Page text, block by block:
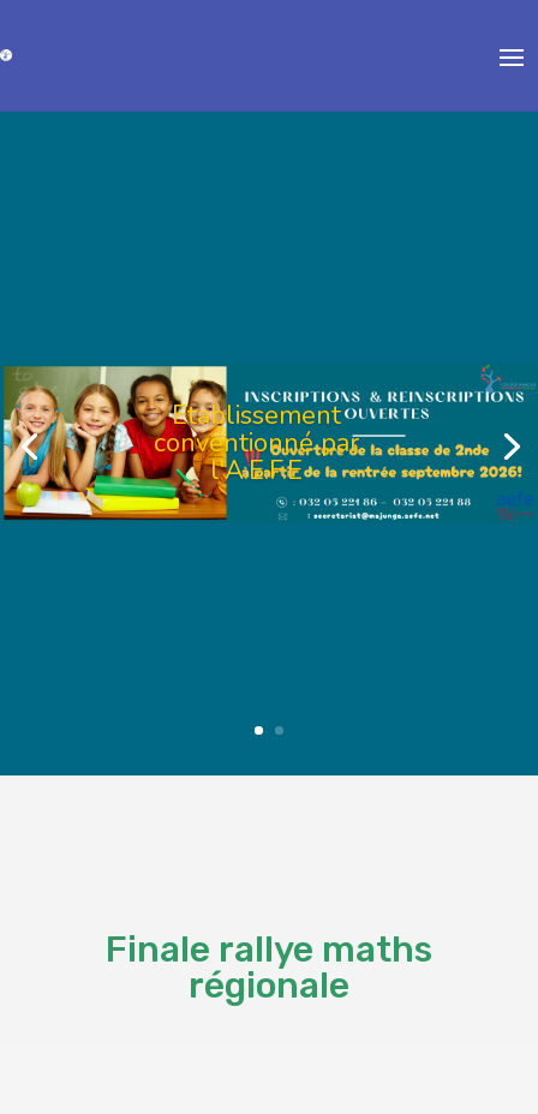
Etablissement
conventionné par
l'A.E.F.E
Etablissement
conventionné par
l'A.E.F.E
Finale rallye maths
régionale